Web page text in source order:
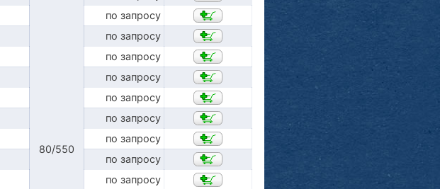
80/550
по запросу
по запросу
по запросу
по запросу
по запросу
по запросу
по запросу
по запросу
по запросу